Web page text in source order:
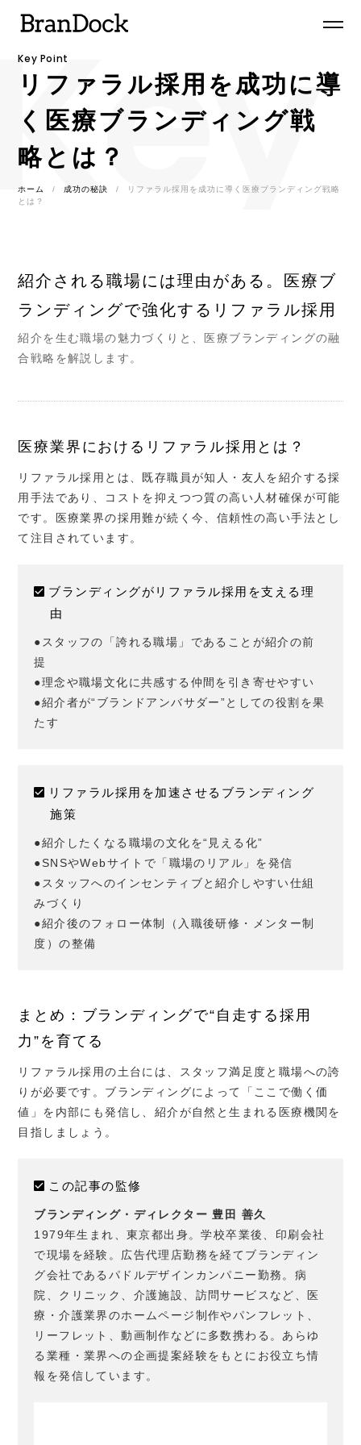
Key Point
リファラル採用を成功に導
く医療ブランディング戦
略とは？
ホーム 成功の秘訣
リファラル採用を成功に導く医療ブランディング戦略
とは？
紹介される職場には理由がある。医療ブ
ランディングで強化するリファラル採用
紹介を生む職場の魅力づくりと、医療ブランディングの融
合戦略を解説します。
医療業界におけるリファラル採用とは？
リファラル採用とは、既存職員が知人・友人を紹介する採
用手法であり、コストを抑えつつ質の高い人材確保が可能
です。医療業界の採用難が続く今、信頼性の高い手法とし
て注目されています。
ブランディングがリファラル採用を支える理
由
●スタッフの「誇れる職場」であることが紹介の前
提
●理念や職場文化に共感する仲間を引き寄せやすい
●紹介者が“ブランドアンバサダー”としての役割を果
たす
リファラル採用を加速させるブランディング
施策
●紹介したくなる職場の文化を“見える化”
●SNSやWebサイトで「職場のリアル」を発信
●スタッフへのインセンティブと紹介しやすい仕組
みづくり
●紹介後のフォロー体制（入職後研修・メンター制
度）の整備
まとめ：ブランディングで“自走する採用
力”を育てる
リファラル採用の土台には、スタッフ満足度と職場への誇
りが必要です。ブランディングによって「ここで働く価
値」を内部にも発信し、紹介が自然と生まれる医療機関を
目指しましょう。
この記事の監修
ブランディング・ディレクター 豊田 善久
1979年生まれ、東京都出身。学校卒業後、印刷会社
で現場を経験。広告代理店勤務を経てブランディン
グ会社であるパドルデザインカンパニー勤務。病
院、クリニック、介護施設、訪問サービスなど、医
療・介護業界のホームページ制作やパンフレット、
リーフレット、動画制作などに多数携わる。あらゆ
る業種・業界への企画提案経験をもとにお役立ち情
報を発信しています。